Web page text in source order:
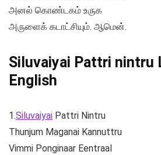
அனல் கொண்டகம் உருக
அருளைக் கடாட்சியும். ஆமென்.
Siluvaiyai Pattri nintru
English
1.Siluvaiyai Pattri Nintru
Thunjum Maganai Kannuttru
Vimmi Ponginaar Eentraal